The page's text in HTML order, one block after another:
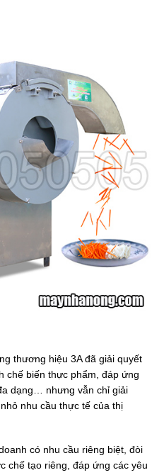
thương hiệu 3A đã giải quyết
chế biến thực phẩm, đáp ứng
dạng… nhưng vẫn chỉ giải
nhu cầu thực tế của thị
có nhu cầu riêng biệt, đòi
chế tạo riêng, đáp ứng các yêu